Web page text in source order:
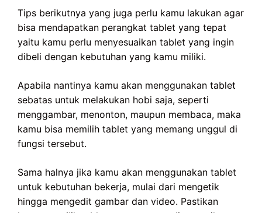
Tips berikutnya yang juga perlu kamu lakukan agar
bisa mendapatkan perangkat tablet yang tepat
yaitu kamu perlu menyesuaikan tablet yang ingin
dibeli dengan kebutuhan yang kamu miliki.
Apabila nantinya kamu akan menggunakan tablet
sebatas untuk melakukan hobi saja, seperti
menggambar, menonton, maupun membaca, maka
kamu bisa memilih tablet yang memang unggul di
fungsi tersebut.
Sama halnya jika kamu akan menggunakan tablet
untuk kebutuhan bekerja, mulai dari mengetik
hingga mengedit gambar dan video. Pastikan